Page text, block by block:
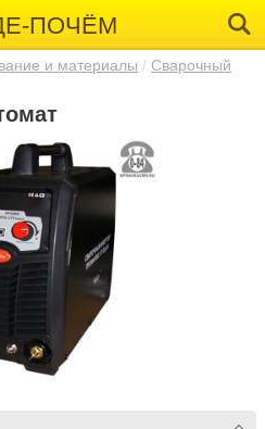
ПОЧЁМ
и материалы
Сварочный